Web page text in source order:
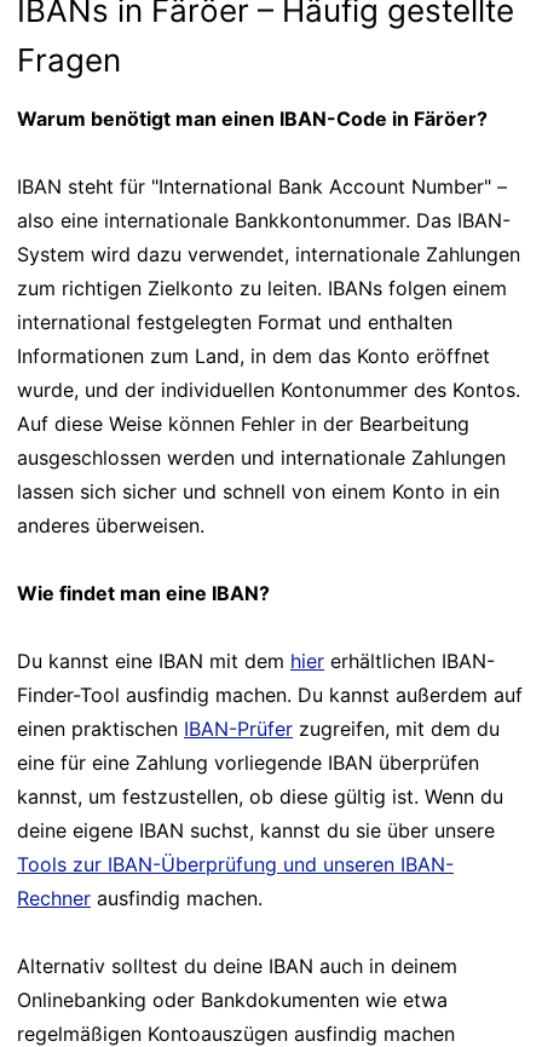
IBANs in Färöer – Häufig gestellte
Fragen
Warum benötigt man einen IBAN-Code in Färöer?
IBAN steht für "International Bank Account Number" –
also eine internationale Bankkontonummer. Das IBAN-
System wird dazu verwendet, internationale Zahlungen
zum richtigen Zielkonto zu leiten. IBANs folgen einem
international festgelegten Format und enthalten
Informationen zum Land, in dem das Konto eröffnet
wurde, und der individuellen Kontonummer des Kontos.
Auf diese Weise können Fehler in der Bearbeitung
ausgeschlossen werden und internationale Zahlungen
lassen sich sicher und schnell von einem Konto in ein
anderes überweisen.
Wie findet man eine IBAN?
Du kannst eine IBAN mit dem hier erhältlichen IBAN-
Finder-Tool ausfindig machen. Du kannst außerdem auf
einen praktischen IBAN-Prüfer zugreifen, mit dem du
eine für eine Zahlung vorliegende IBAN überprüfen
kannst, um festzustellen, ob diese gültig ist. Wenn du
deine eigene IBAN suchst, kannst du sie über unsere
Tools zur IBAN-Überprüfung und unseren IBAN-
Rechner ausfindig machen.
Alternativ solltest du deine IBAN auch in deinem
Onlinebanking oder Bankdokumenten wie etwa
regelmäßigen Kontoauszügen ausfindig machen